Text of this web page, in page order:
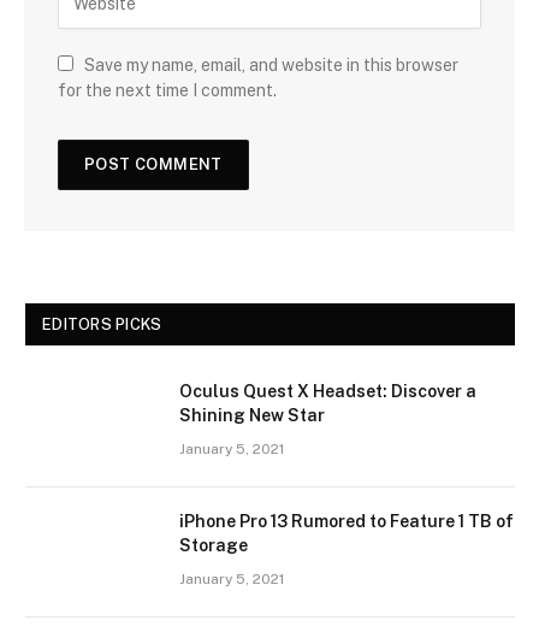
Save my name, email, and website in this browser
for the next time I comment.
EDITORS PICKS
Oculus Quest X Headset: Discover a
Shining New Star
January 5, 2021
iPhone Pro 13 Rumored to Feature 1 TB of
Storage
January 5, 2021